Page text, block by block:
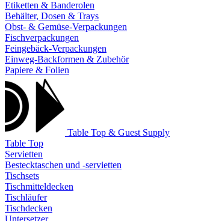
Etiketten & Banderolen
Behälter, Dosen & Trays
Obst- & Gemüse-Verpackungen
Fischverpackungen
Feingebäck-Verpackungen
Einweg-Backformen & Zubehör
Papiere & Folien
Table Top & Guest Supply
Table Top
Servietten
Bestecktaschen und -servietten
Tischsets
Tischmitteldecken
Tischläufer
Tischdecken